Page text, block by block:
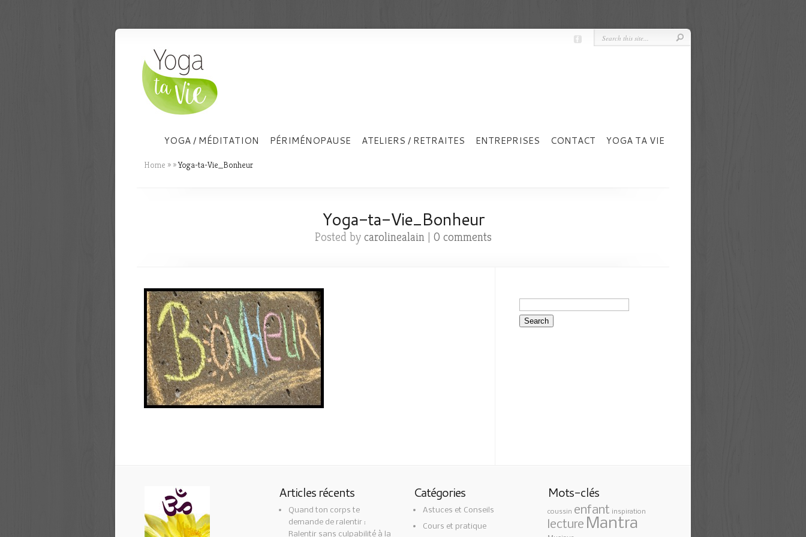
YOGA / MÉDITATION PÉRIMÉNOPAUSE ATELIERS / RETRAITES ENTREPRISES CONTACT YOGA TA VIE
Home » »Yoga-ta-Vie_Bonheur
Yoga-ta-Vie_Bonheur
Posted by carolinealain| 0 comments
Articles récents
Quand ton corps te
demande de ralentir :
Ralentir sans culpabilité à la
Catégories
Astuces et Conseils
Cours et pratique
Mots-clés
coussin enfant inspiration
lecture Mantra